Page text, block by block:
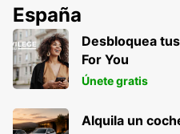
KONSTANZ
KONSTANZ - GERMANY
España
Desbloquea
For You
Únete gratis
Alquila un